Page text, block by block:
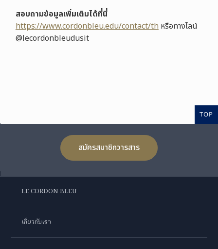
สอบถามข้อมูลเพิ่มเติมได้ที่นี่
https://www.cordonbleu.edu/contact/th หรือทางไลน์
@lecordonbleudusit
TOP
สมัครสมาชิกวารสาร
LE CORDON BLEU
เกี่ยวกับเรา